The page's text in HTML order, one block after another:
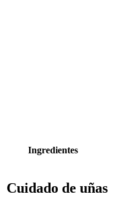
Ingredientes
Cuidado de uñas